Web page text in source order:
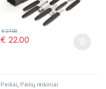
€ 22.00
€27.00
Peiliai, Peilių rinkiniai